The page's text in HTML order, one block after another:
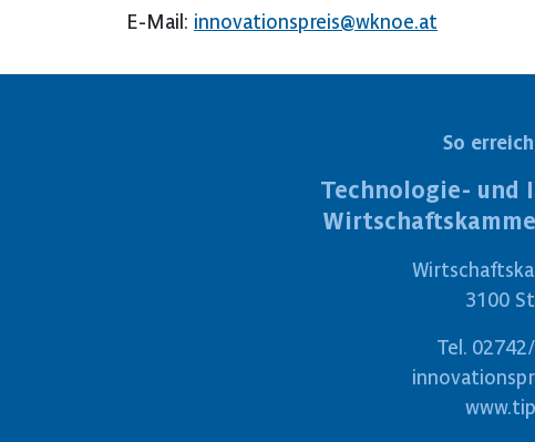
E-Mail: innovationspreis@wknoe.at
So
Technologie- und
3100
Tel.